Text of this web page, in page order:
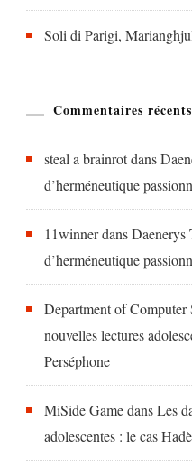
Soli di Parigi,
Commentaires récents
steal a brainrotdans
d’herméneutique
11winnerdansDaenerys
d’herméneutique
Department of Computer
nouvelles lectures
Perséphone
MiSide GamedansLes
adolescentes : le cas